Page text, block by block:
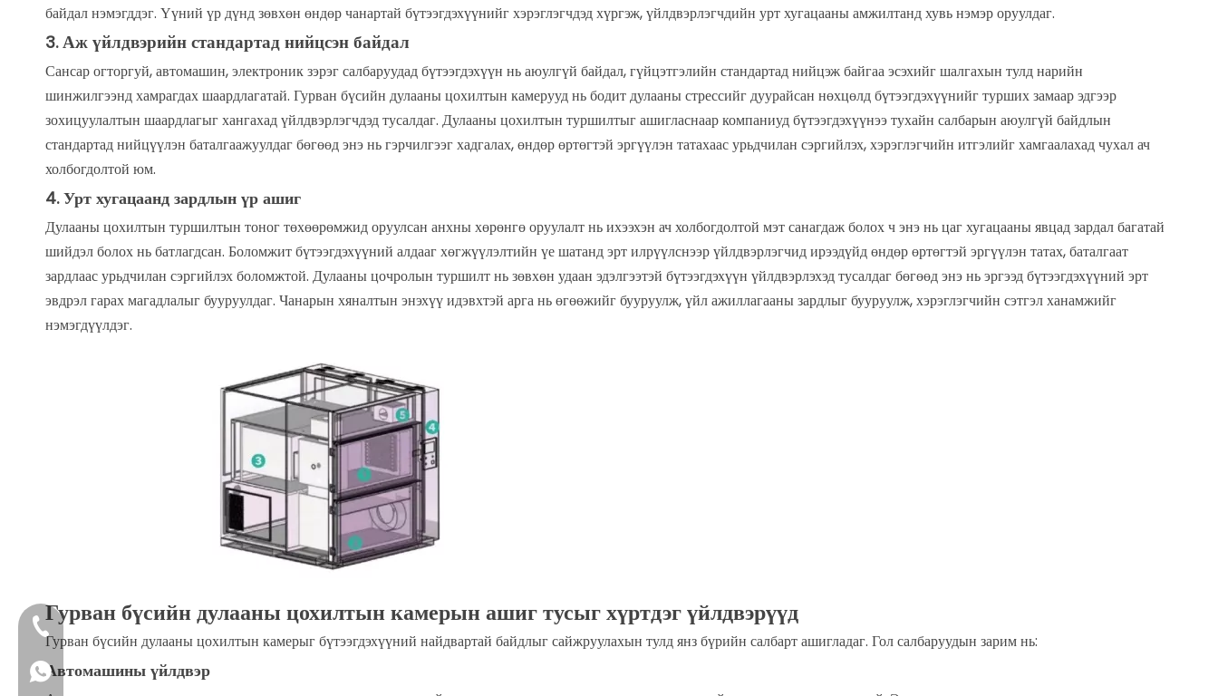
байдал нэмэгддэг. Үүний үр дүнд зөвхөн өндөр чанартай бүтээгдэхүүнийг хэрэглэгчдэд хүргэж, үйлдвэрлэгчдийн урт хугацааны амжилтанд хувь нэмэр оруулдаг.
3.Аж үйлдвэрийн стандартад нийцсэн байдал
Сансар огторгуй, автомашин, электроник зэрэг салбаруудад бүтээгдэхүүн нь аюулгүй байдал, гүйцэтгэлийн стандартад нийцэж байгаа эсэхийг шалгахын тулд нарийн
шинжилгээнд хамрагдах шаардлагатай. Гурван бүсийн дулааны цохилтын камерууд нь бодит дулааны стрессийг дуурайсан нөхцөлд бүтээгдэхүүнийг турших замаар эдгээр
зохицуулалтын шаардлагыг хангахад үйлдвэрлэгчдэд тусалдаг. Дулааны цохилтын туршилтыг ашигласнаар компаниуд бүтээгдэхүүнээ тухайн салбарын аюулгүй байдлын
стандартад нийцүүлэн баталгаажуулдаг бөгөөд энэ нь гэрчилгээг хадгалах, өндөр өртөгтэй эргүүлэн татахаас урьдчилан сэргийлэх, хэрэглэгчийн итгэлийг хамгаалахад чухал ач
холбогдолтой юм.
4. Урт хугацаанд зардлын үр ашиг
Дулааны цохилтын туршилтын тоног төхөөрөмжид оруулсан анхны хөрөнгө оруулалт нь ихээхэн ач холбогдолтой мэт санагдаж болох ч энэ нь цаг хугацааны явцад зардал багатай
шийдэл болох нь батлагдсан. Боломжит бүтээгдэхүүний алдааг хөгжүүлэлтийн үе шатанд эрт илрүүлснээр үйлдвэрлэгчид ирээдүйд өндөр өртөгтэй эргүүлэн татах, баталгаат
зардлаас урьдчилан сэргийлэх боломжтой. Дулааны цочролын туршилт нь зөвхөн удаан эдэлгээтэй бүтээгдэхүүн үйлдвэрлэхэд тусалдаг бөгөөд энэ нь эргээд бүтээгдэхүүний эрт
эвдрэл гарах магадлалыг бууруулдаг. Чанарын хяналтын энэхүү идэвхтэй арга нь өгөөжийг бууруулж, үйл ажиллагааны зардлыг бууруулж, хэрэглэгчийн сэтгэл ханамжийг
нэмэгдүүлдэг.
Гурван бүсийн дулааны цохилтын камерын ашиг тусыг хүртдэг үйлдвэрүүд
Гурван бүсийн дулааны цохилтын камерыг бүтээгдэхүүний найдвартай байдлыг сайжруулахын тулд янз бүрийн салбарт ашигладаг. Гол салбаруудын зарим нь:
Автомашины үйлдвэр
+86-4009006797